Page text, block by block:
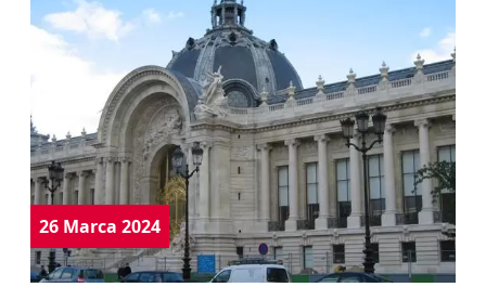
26 Marca 2024